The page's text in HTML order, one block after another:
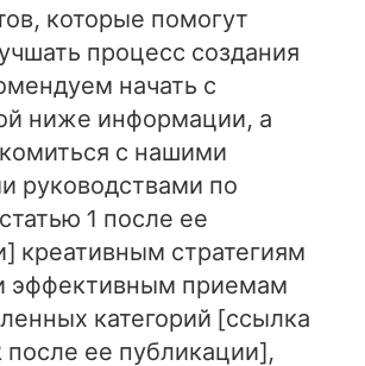
которые помогут
процесс создания
начать с
ниже информации, а
с нашими
руководствами по
1 после ее
креативным стратегиям
эффективным приемам
категорий [ссылка
после ее публикации],